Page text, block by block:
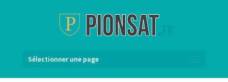
Sélectionner une page